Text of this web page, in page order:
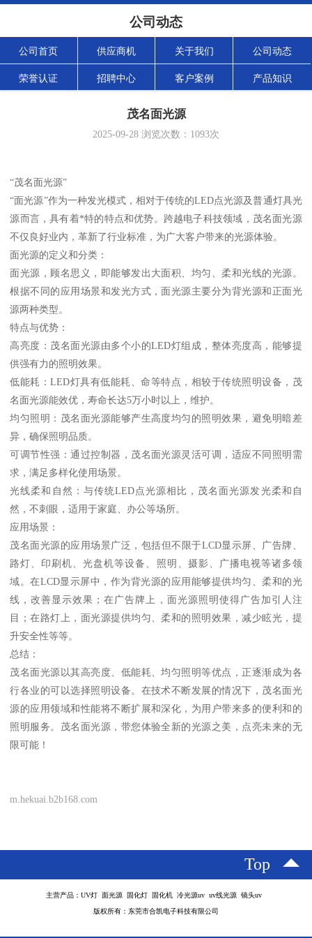
公司动态
公司首页 供应商机 关于我们 公司动态
荣誉认证 招聘中心 客户案例 产品知识
茂名面光源
2025-09-28 浏览次数： 1093次
“茂名面光源”
“面光源”作为一种发光模式，相对于传统的LED点光源及普通灯具光
源而言，具有着*特的特点和优势。跨越电子科技领域，茂名面光源
不仅良好业内，革新了行业标准，为广大客户带来的光源体验。
面光源的定义和分类：
面光源，顾名思义，即能够发出大面积、均匀、柔和光线的光源。
根据不同的应用场景和发光方式，面光源主要分为背光源和正面光
源两种类型。
特点与优势：
高亮度：茂名面光源由多个小的LED灯组成，整体亮度高，能够提
供强有力的照明效果。
低能耗：LED灯具有低能耗、命等特点，相较于传统照明设备，茂
名面光源能效优，寿命长达5万小时以上，维护。
均匀照明：茂名面光源能够产生高度均匀的照明效果，避免明暗差
异，确保照明品质。
可调节性强：通过控制器，茂名面光源灵活可调，适应不同照明需
求，满足多样化使用场景。
光线柔和自然：与传统LED点光源相比，茂名面光源发光柔和自
然，不刺眼，适用于家庭、办公等场所。
应用场景：
茂名面光源的应用场景广泛，包括但不限于LCD显示屏、广告牌、
路灯、印刷机、光盘机等设备、照明、摄影、广播电视等诸多领
域。在LCD显示屏中，作为背光源的应用能够提供均匀、柔和的光
线，改善显示效果；在广告牌上，面光源照明使得广告加引人注
目；在路灯上，面光源提供均匀、柔和的照明效果，减少眩光，提
升安全性等等。
总结：
茂名面光源以其高亮度、低能耗、均匀照明等优点，正逐渐成为各
行各业的可以选择照明设备。在技术不断发展的情况下，茂名面光
源的应用领域和性能将不断扩展和深化，为用户带来多的便利和的
照明服务。茂名面光源，带您体验全新的光源之美，点亮未来的无
限可能！
m.hekuai.b2b168.com
Top
主营产品：UV灯 面光源 固化灯 固化机 冷光源uv uv线光源 镜头uv
版权所有：东莞市合凯电子科技有限公司